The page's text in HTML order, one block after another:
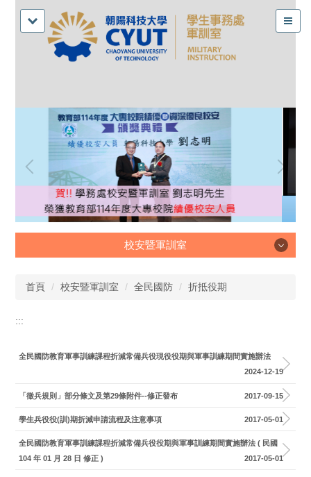
校安暨軍訓室
校安暨軍訓室
首頁 校安暨軍訓室 全民國防 折抵役期
:::
全民國防教育軍事訓練課程折減常備兵役現役役期與軍事訓練期間實施辦法
2024-12-19
「徵兵規則」部分條文及第29條附件--修正發布 2017-09-15
學生兵役役(訓)期折減申請流程及注意事項 2017-05-01
全民國防教育軍事訓練課程折減常備兵役役期與軍事訓練期間實施辦法 ( 民國
104 年 01 月 28 日 修正 )
2017-05-01